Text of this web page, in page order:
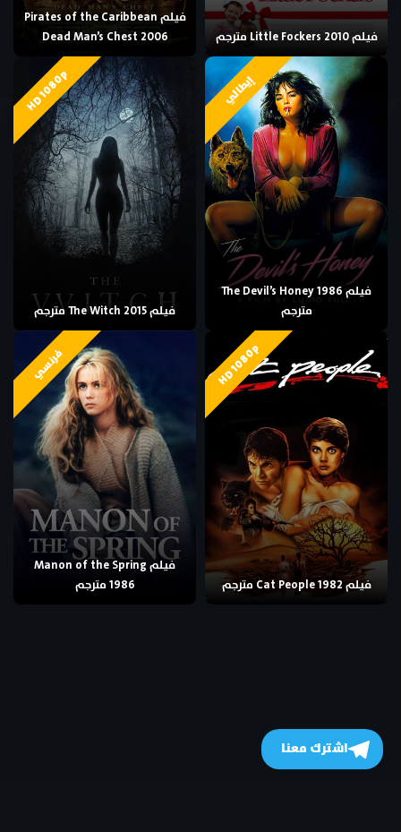
فيلم Little Fockers 2010 مترجم
فيلم Pirates of the Caribbean
Dead Man’s Chest 2006
إيطالي
فيلم The Devil’s Honey 1986
مترجم
HD 1080p
فيلم The Witch 2015 مترجم
HD 1080p
فيلم Cat People 1982 مترجم
فرنسي
فيلم Manon of the Spring
1986 مترجم
اشترك معنا